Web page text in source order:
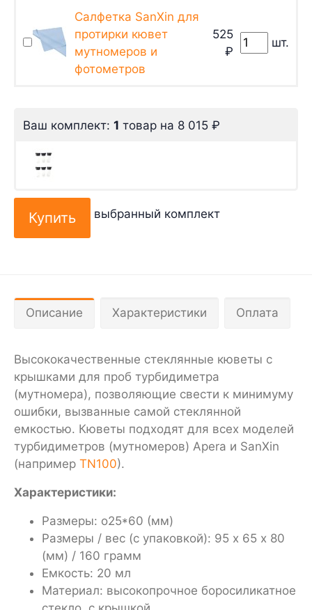
Салфетка SanXin для
протирки кювет
мутномеров и
фотометров
525
₽
шт.
Ваш комплект: 1 товар на 8 015 ₽
выбранный комплект
Описание Характеристики Оплата
Высококачественные стеклянные кюветы с
крышками для проб турбидиметра
(мутномера), позволяющие свести к минимуму
ошибки, вызванные самой стеклянной
емкостью. Кюветы подходят для всех моделей
турбидиметров (мутномеров) Apera и SanXin
(например TN100).
Характеристики:
Размеры: o25*60 (мм)
Размеры / вес (с упаковкой): 95 х 65 х 80
(мм) / 160 грамм
Емкость: 20 мл
Материал: высокопрочное боросиликатное